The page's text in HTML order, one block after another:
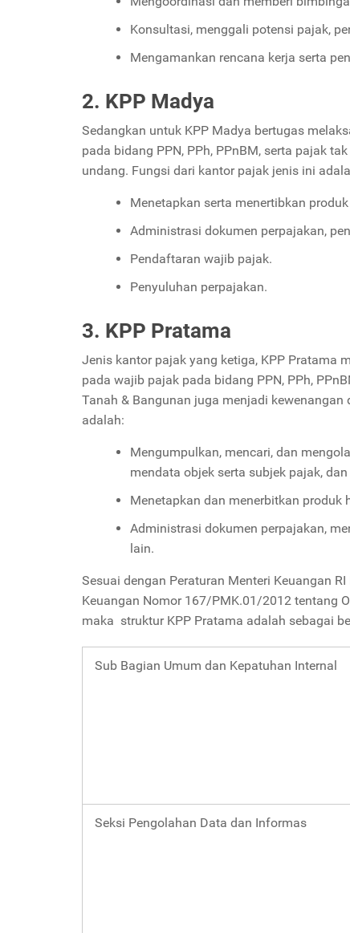
Konsultasi, menggali potensi pajak,
Mengamankan rencana kerja serta
2. KPP Madya
Sedangkan untuk KPP Madya bertugas
pada bidang PPN, PPh, PPnBM, serta pajak
undang. Fungsi dari kantor pajak jenis ini
Menetapkan serta menertibkan
Administrasi dokumen perpajakan,
Pendaftaran wajib pajak.
Penyuluhan perpajakan.
3. KPP Pratama
Jenis kantor pajak yang ketiga, KPP Pratama
pada wajib pajak pada bidang PPN, PPh,
Tanah & Bangunan juga menjadi
adalah:
Mengumpulkan, mencari, dan
mendata objek serta subjek pajak,
Menetapkan dan menerbitkan produk
Administrasi dokumen perpajakan,
lain.
Sesuai dengan Peraturan Menteri Keuangan
Keuangan Nomor 167/PMK.01/2012 tentang
maka struktur KPP Pratama adalah sebagai
Sub Bagian Umum dan Kepatuhan Internal
Seksi Pengolahan Data dan Informas